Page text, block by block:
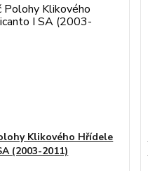
Klikového Hřídele
(2003-2011)